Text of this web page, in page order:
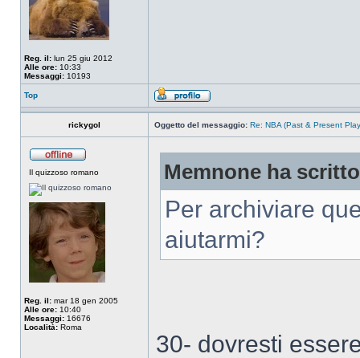
Reg. il: lun 25 giu 2012
Alle ore: 10:33
Messaggi: 10193
Top
rickygol Oggetto del messaggio: Re: NBA (Past & Present
Il quizzoso romano
Reg. il: mar 18 gen 2005
Alle ore: 10:40
Messaggi: 16676
Località: Roma
Memnone ha
Per archiviare
aiutarmi?
30- dovresti